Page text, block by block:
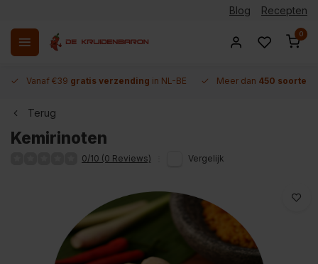
Blog Recepten
0
Vanaf €39 gratis verzending in NL-BE Meer dan 450 soorten
Terug
Kemirinoten
0/10 (0 Reviews) Vergelijk